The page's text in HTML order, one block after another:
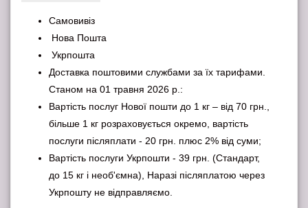
Самовивіз
Нова Пошта
Укрпошта
Доставка поштовими службами за їх тарифами.
Станом на 01 травня 2026 р.:
Вартість послуг Нової пошти до 1 кг – від 70 грн.,
більше 1 кг розраховується окремо, вартість
послуги післяплати - 20 грн. плюс 2% від суми;
Вартість послуги Укрпошти - 39 грн. (Стандарт,
до 15 кг і необ'ємна), Наразі післяплатою через
Укрпошту не відправляємо.